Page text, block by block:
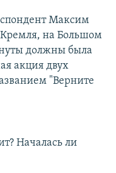
Максим
на Большом
должны была
акция двух
"Верните
Началась ли